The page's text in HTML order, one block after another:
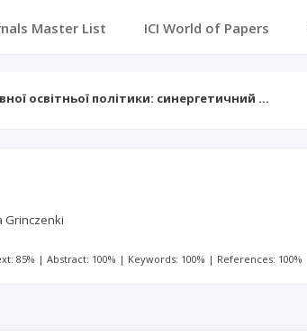
Master List ICI World of Papers
освітньої політики: синергетичний …
Grinczenki
85% |Abstract: 100% | Keywords: 100% | References: 100%